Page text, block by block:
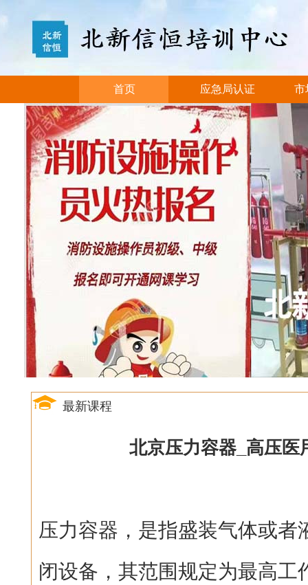
首页 应急局认证 市
最新课程
北京压力容器_高压医
压力容器，是指盛装气体或者
闭设备，其范围规定为最高工